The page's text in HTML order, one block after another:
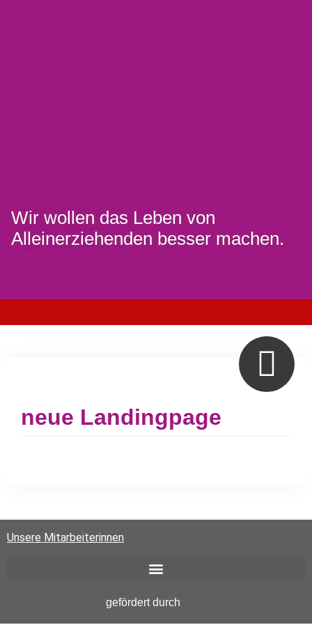
Wir wollen das Leben von
Alleinerziehenden besser machen.
neue Landingpage
Unsere Mitarbeiterinnen
gefördert durch